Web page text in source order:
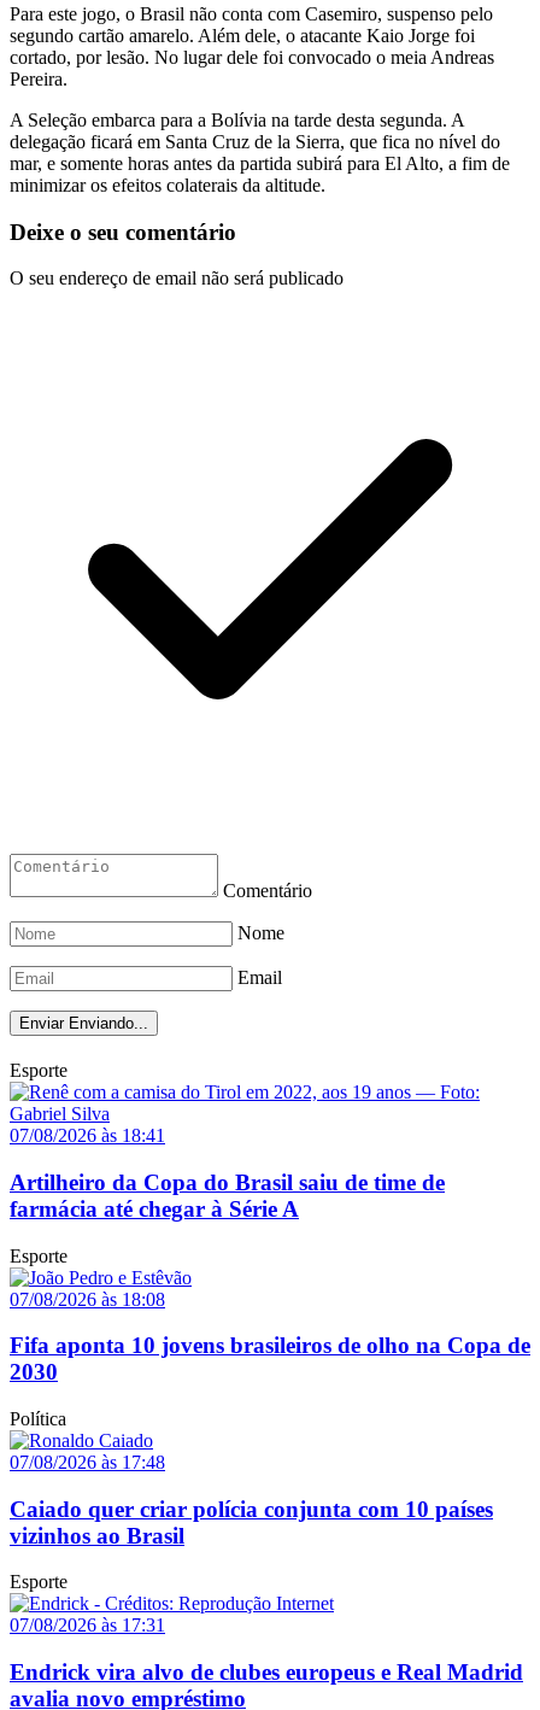
Para este jogo, o Brasil não conta com Casemiro, suspenso pelo
segundo cartão amarelo. Além dele, o atacante Kaio Jorge foi
cortado, por lesão. No lugar dele foi convocado o meia Andreas
Pereira.
A Seleção embarca para a Bolívia na tarde desta segunda. A
delegação ficará em Santa Cruz de la Sierra, que fica no nível do
mar, e somente horas antes da partida subirá para El Alto, a fim de
minimizar os efeitos colaterais da altitude.
Deixe o seu comentário
O seu endereço de email não será publicado
Comentário
Nome
Email
Enviar Enviando...
Esporte
07/08/2026 às 18:41
Artilheiro da Copa do Brasil saiu de time de
farmácia até chegar à Série A
Esporte
07/08/2026 às 18:08
Fifa aponta 10 jovens brasileiros de olho na Copa de
2030
Política
07/08/2026 às 17:48
Caiado quer criar polícia conjunta com 10 países
vizinhos ao Brasil
Esporte
07/08/2026 às 17:31
Endrick vira alvo de clubes europeus e Real Madrid
avalia novo empréstimo